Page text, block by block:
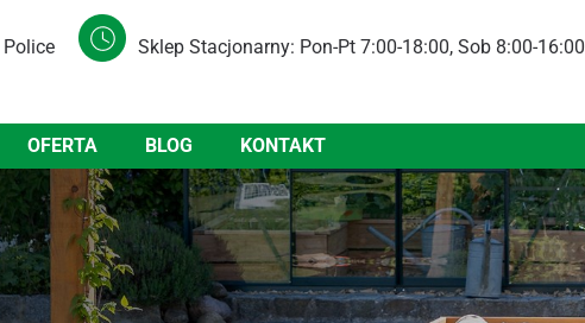
Sklep Stacjonarny: Pon-Pt 7:00-18:00, Sob 8:00-16:00
OFERTA BLOG KONTAKT